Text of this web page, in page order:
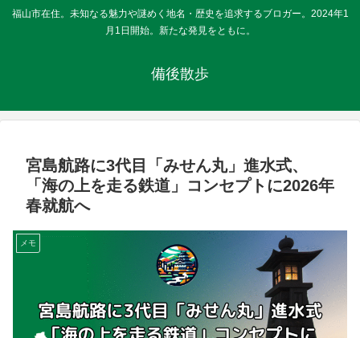
福山市在住。未知なる魅力や謎めく地名・歴史を追求するブロガー。2024年1
月1日開始。新たな発見をともに。
備後散歩
宮島航路に3代目「みせん丸」進水式、
「海の上を走る鉄道」コンセプトに2026年
春就航へ
メモ